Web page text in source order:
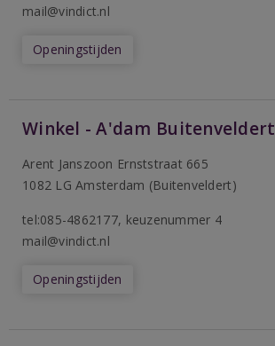
mail@vindict.nl
Openingstijden
Winkel - A'dam Buitenveldert
Arent Janszoon Ernststraat 665
1082 LG Amsterdam (Buitenveldert)
tel:085-4862177, keuzenummer 4
mail@vindict.nl
Openingstijden